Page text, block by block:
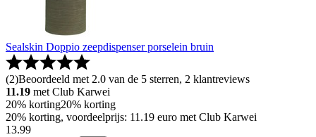
Sealskin Doppio zeepdispenser porselein bruin
(2)Beoordeeld met 2.0 van de 5 sterren, 2 klantreviews
11.19 met Club Karwei
20% korting20% korting
20% korting, voordeelprijs: 11.19 euro met Club Karwei
13.99